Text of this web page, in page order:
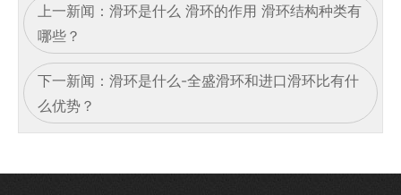
上一新闻： 滑环是什么 滑环的作用 滑环结构种类有
哪些？
下一新闻： 滑环是什么-全盛滑环和进口滑环比有什
么优势？